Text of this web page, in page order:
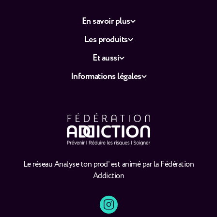
Le réseau Analyse ton prod' est animé par la Fédération
Addiction
En savoir plus
Les produits
Et aussi
Informations légales